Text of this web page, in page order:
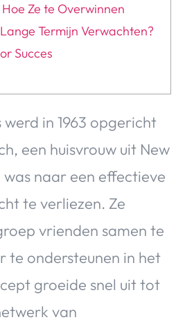
Ze te Overwinnen
Termijn Verwachten?
Succes
in 1963 opgericht
een huisvrouw uit New
naar een effectieve
te verliezen. Ze
vrienden samen te
te ondersteunen in het
groeide snel uit tot
van